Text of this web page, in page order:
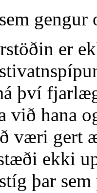
gengur
er
því
við hana
væri gert
ekki
þar